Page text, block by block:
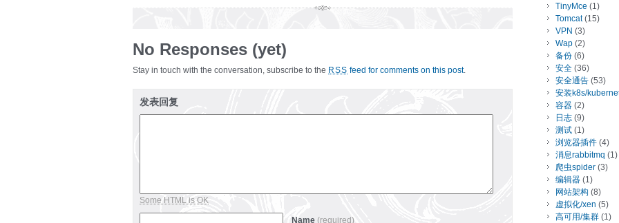
No Responses (yet)
Stay in touch with the conversation, subscribe to the RSS feed for comments on this post.
发表回复
Some HTML is OK
Name (required)
TinyMce (1)
Tomcat(15)
VPN (3)
Wap (2)
备份 (6)
安全 (36)
安全通告 (53)
安装k8s/
容器 (2)
日志 (9)
测试 (1)
浏览器插件 (4)
消息rabbitmq (1)
爬虫spider (3)
编辑器 (1)
网站架构 (8)
虚拟化/xen (5)
高可用/集群 (1)